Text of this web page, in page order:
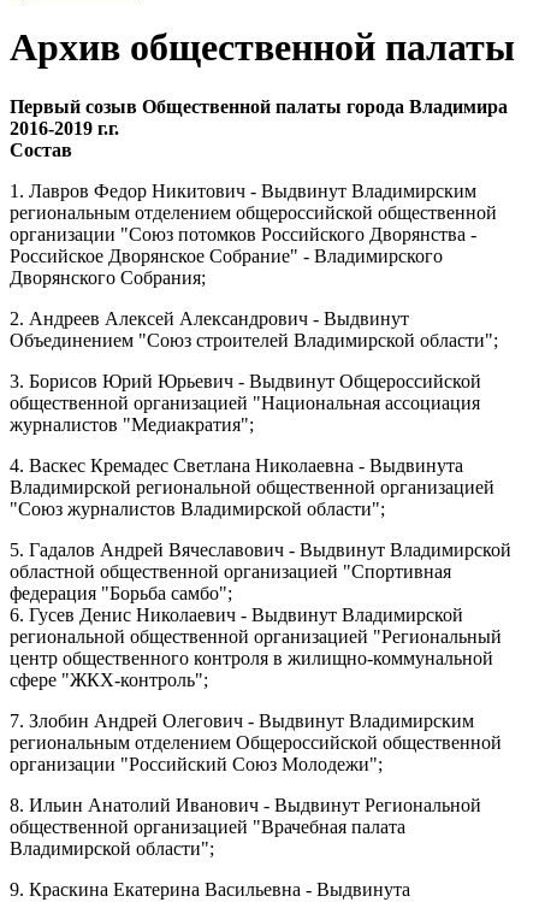
Архив общественной палаты
Первый созыв Общественной палаты города Владимира
2016-2019 г.г.
Состав
1. Лавров Федор Никитович - Выдвинут Владимирским
региональным отделением общероссийской общественной
организации "Союз потомков Российского Дворянства -
Российское Дворянское Собрание" - Владимирского
Дворянского Собрания;
2. Андреев Алексей Александрович - Выдвинут
Объединением "Союз строителей Владимирской области";
3. Борисов Юрий Юрьевич - Выдвинут Общероссийской
общественной организацией "Национальная ассоциация
журналистов "Медиакратия";
4. Васкес Кремадес Светлана Николаевна - Выдвинута
Владимирской региональной общественной организацией
"Союз журналистов Владимирской области";
5. Гадалов Андрей Вячеславович - Выдвинут Владимирской
областной общественной организацией "Спортивная
федерация "Борьба самбо";
6. Гусев Денис Николаевич - Выдвинут Владимирской
региональной общественной организацией "Региональный
центр общественного контроля в жилищно-коммунальной
сфере "ЖКХ-контроль";
7. Злобин Андрей Олегович - Выдвинут Владимирским
региональным отделением Общероссийской общественной
организации "Российский Союз Молодежи";
8. Ильин Анатолий Иванович - Выдвинут Региональной
общественной организацией "Врачебная палата
Владимирской области";
9. Краскина Екатерина Васильевна - Выдвинута